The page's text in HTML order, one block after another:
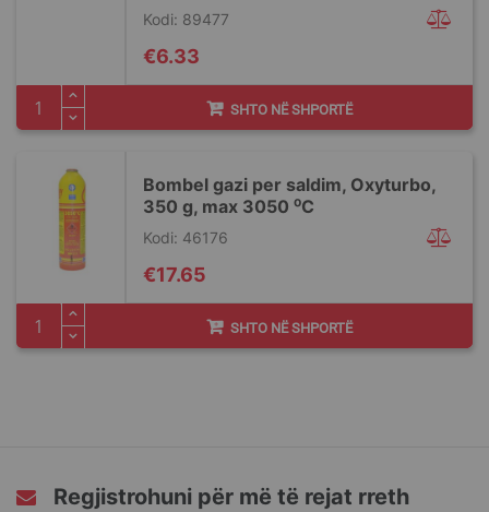
Kodi: 89477
€6.33
SHTO NË SHPORTË
Bombel gazi per saldim, Oxyturbo,
350 g, max 3050 ⁰C
Kodi: 46176
€17.65
SHTO NË SHPORTË
Regjistrohuni për më të rejat rreth